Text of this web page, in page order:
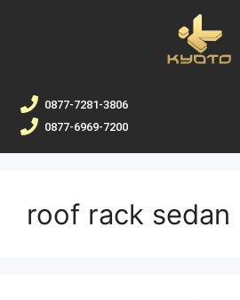
0877-7281-3806
0877-6969-7200
roof rack sedan